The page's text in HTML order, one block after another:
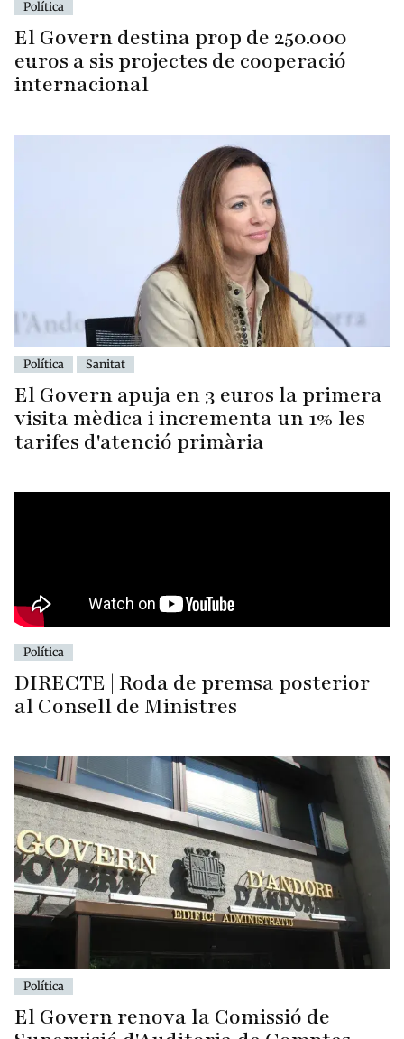
Política
El Govern destina prop de 250.000
euros a sis projectes de cooperació
internacional
Política Sanitat
El Govern apuja en 3 euros la primera
visita mèdica i incrementa un 1% les
tarifes d'atenció primària
Política
DIRECTE | Roda de premsa posterior
al Consell de Ministres
Política
El Govern renova la Comissió de